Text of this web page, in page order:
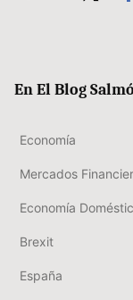
En El Blog
Economía
Mercados
Economía
Brexit
España